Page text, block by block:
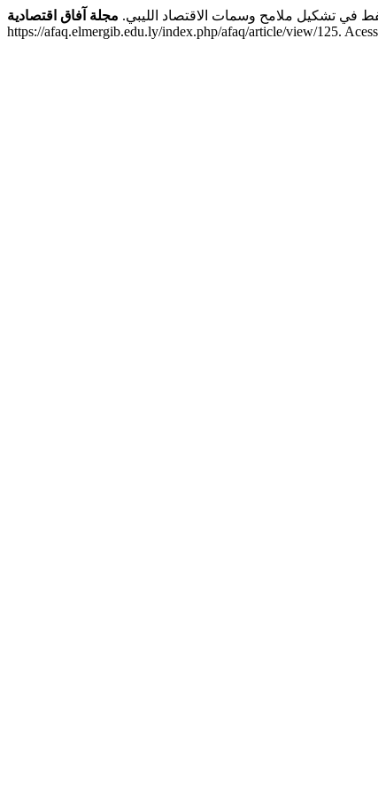
في تشكيل ملامح وسمات الاقتصاد الليبي. مجلة آفاق اقتصادية
https://afaq.elmergib.edu.ly/index.php/afaq/article/view/125.